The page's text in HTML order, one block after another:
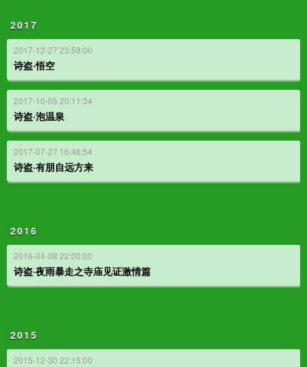
2017
2017-12-27 23:58:00
诗盗·悟空
2017-10-05 20:11:34
诗盗·泡温泉
2017-07-27 16:46:54
诗盗·有朋自远方来
2016
2016-04-08 22:00:00
诗盗·夜雨暴走之寺庙见证激情篇
2015
2015-12-30 22:15:00